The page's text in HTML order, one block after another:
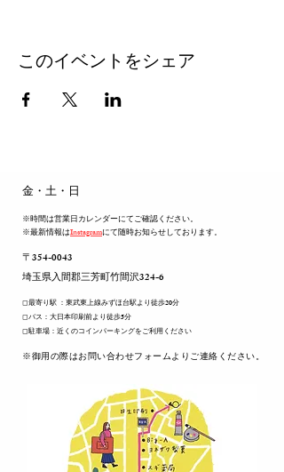
このイベントをシェア
​金・土・日
※時間は営業日カレンダーにてご確認ください。
※最新情報はInstagramにて随時お知らせしております。
〒354-0043
​埼玉県入間郡三芳町竹間沢324-6
◻︎最寄り駅 ：東武東上線みずほ台駅より徒歩20分
◻︎バス：大日本印刷前より徒歩5分
◻︎駐車場：近くのコインパーキングをご利用ください
​※御用の際はお問い合わせフォームよりご連絡ください。